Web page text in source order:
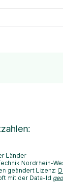
Länder
Nordrhein-
geändert Lizenz:
mit der Data-Id